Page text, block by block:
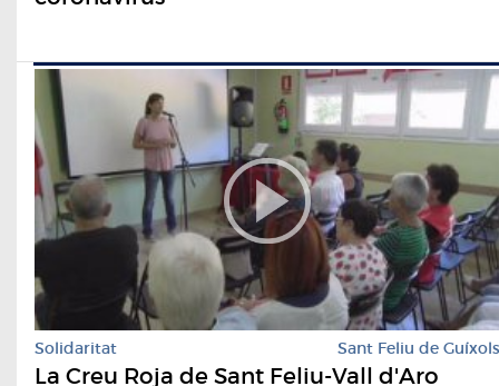
Solidaritat Sant Feliu de Guíxols
La Creu Roja de Sant Feliu-Vall d'Aro